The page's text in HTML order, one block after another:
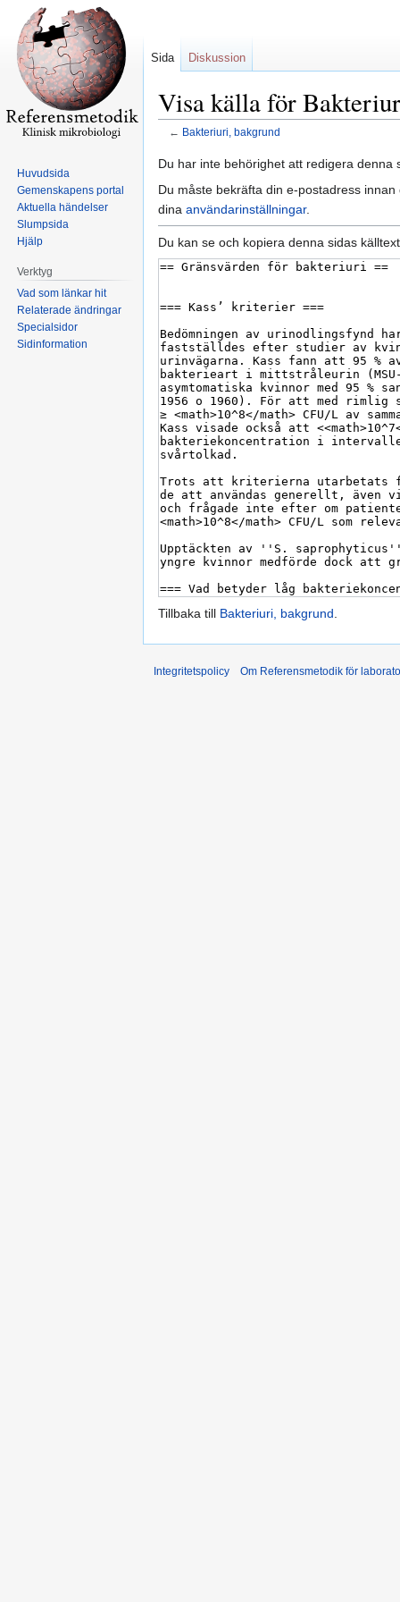
Visa källa för
← Bakteriuri, bakgrund
Hoppa
till
navigering
Hoppa
till
sök
Du har inte behörighet att redigera denna
Du måste bekräfta din e-postadress
dina användarinställningar.
Du kan se och kopiera denna sidas
Tillbaka till Bakteriuri, bakgrund.
Sida Diskussion
Huvudsida
Gemenskapens portal
Aktuella händelser
Slumpsida
Hjälp
Verktyg
Vad som länkar hit
Relaterade ändringar
Specialsidor
Sidinformation
Integritetspolicy Om Referensmetodik för